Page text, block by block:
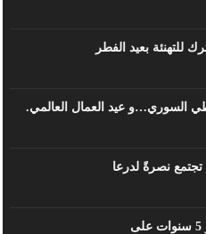
للتهنئة بعيد الفطر
السوري…و عيد العمال العالمي.
تجتمع نصرةً لدرعا
احتفالية بمناسبة مرور 5 سنوات على